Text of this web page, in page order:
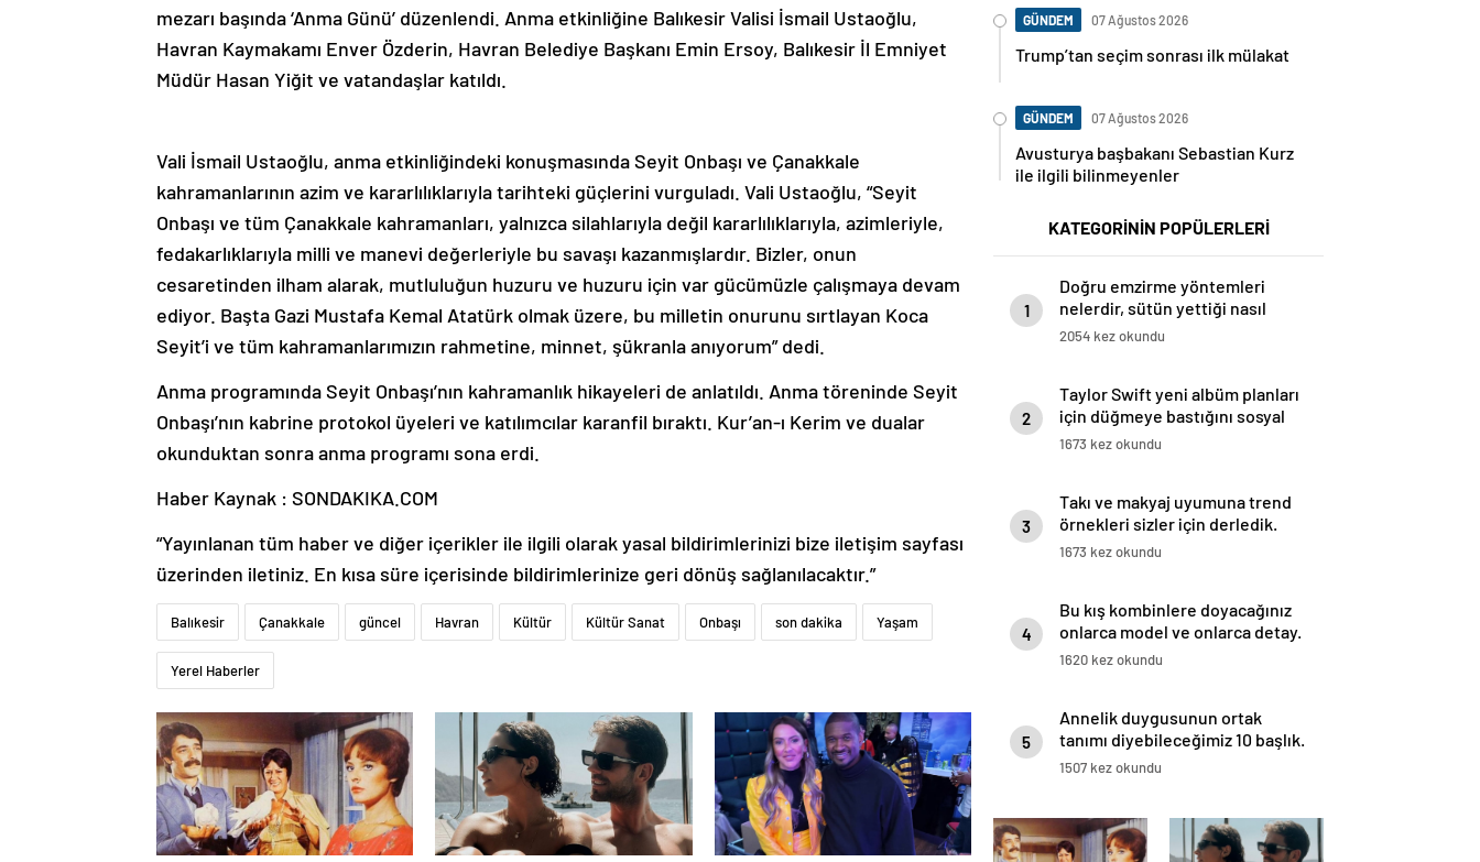
mezarı başında ‘Anma Günü’ düzenlendi. Anma etkinliğine Balıkesir Valisi İsmail Ustaoğlu,
Havran Kaymakamı Enver Özderin, Havran Belediye Başkanı Emin Ersoy, Balıkesir İl Emniyet
Müdür Hasan Yiğit ve vatandaşlar katıldı.
Vali İsmail Ustaoğlu, anma etkinliğindeki konuşmasında Seyit Onbaşı ve Çanakkale
kahramanlarının azim ve kararlılıklarıyla tarihteki güçlerini vurguladı. Vali Ustaoğlu, “Seyit
Onbaşı ve tüm Çanakkale kahramanları, yalnızca silahlarıyla değil kararlılıklarıyla, azimleriyle,
fedakarlıklarıyla milli ve manevi değerleriyle bu savaşı kazanmışlardır. Bizler, onun
cesaretinden ilham alarak, mutluluğun huzuru ve huzuru için var gücümüzle çalışmaya devam
ediyor. Başta Gazi Mustafa Kemal Atatürk olmak üzere, bu milletin onurunu sırtlayan Koca
Seyit’i ve tüm kahramanlarımızın rahmetine, minnet, şükranla anıyorum” dedi.
Anma programında Seyit Onbaşı’nın kahramanlık hikayeleri de anlatıldı. Anma töreninde Seyit
Onbaşı’nın kabrine protokol üyeleri ve katılımcılar karanfil bıraktı. Kur’an-ı Kerim ve dualar
okunduktan sonra anma programı sona erdi.
Haber Kaynak : SONDAKIKA.COM
“Yayınlanan tüm haber ve diğer içerikler ile ilgili olarak yasal bildirimlerinizi bize iletişim sayfası
üzerinden iletiniz. En kısa süre içerisinde bildirimlerinize geri dönüş sağlanılacaktır.”
Balıkesir Çanakkale güncel Havran Kültür Kültür Sanat Onbaşı son dakika Yaşam
Yerel Haberler
GÜNDEM 07 Ağustos 2026
Trump’tan seçim sonrası ilk mülakat
GÜNDEM 07 Ağustos 2026
Avusturya başbakanı Sebastian Kurz
ile ilgili bilinmeyenler
KATEGORİNİN POPÜLERLERİ
1
Doğru emzirme yöntemleri
nelerdir, sütün yettiği nasıl
anlaşılır?
2054 kez okundu
2
Taylor Swift yeni albüm planları
için düğmeye bastığını sosyal
medyadan duyurdu!
1673 kez okundu
3
Takı ve makyaj uyumuna trend
örnekleri sizler için derledik.
1673 kez okundu
4
Bu kış kombinlere doyacağınız
onlarca model ve onlarca detay.
1620 kez okundu
5
Annelik duygusunun ortak
tanımı diyebileceğimiz 10 başlık.
1507 kez okundu